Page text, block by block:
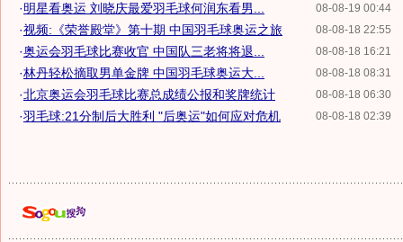
08-08-19 00:44
·明星看奥运 刘晓庆最爱羽毛球何润东看男...
08-08-18 22:55
·视频:《荣誉殿堂》第十期 中国羽毛球奥运之旅
08-08-18 16:21
·奥运会羽毛球比赛收官 中国队三老将将退...
08-08-18 08:31
·林丹轻松摘取男单金牌 中国羽毛球奥运大...
08-08-18 06:30
·北京奥运会羽毛球比赛总成绩公报和奖牌统计
08-08-18 02:39
·羽毛球:21分制后大胜利 "后奥运"如何应对危机